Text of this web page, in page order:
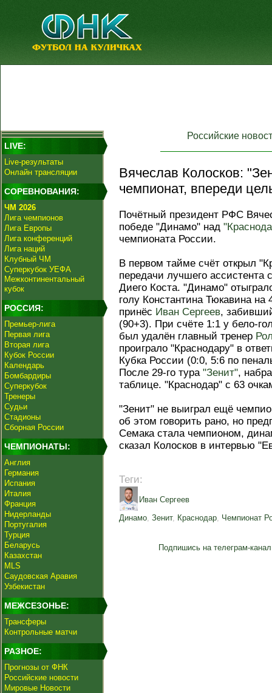
LIVE:
Live-результаты
Онлайн трансляции
СОРЕВНОВАНИЯ:
ЧМ 2026
Лига чемпионов
Лига Европы
Лига конференций
Лига наций
Клубный ЧМ
Суперкубок УЕФА
Межконтинентальный
кубок
РОССИЯ:
Премьер-лига
Первая лига
Вторая лига
Кубок России
Календарь
Бомбардиры
Суперкубок
Тренеры
Судьи
Стадионы
Сборная России
ЧЕМПИОНАТЫ:
Англия
Германия
Испания
Италия
Франция
Нидерланды
Португалия
Турция
Беларусь
Казахстан
MLS
Саудовская Аравия
Узбекистан
МЕЖСЕЗОНЬЕ:
Трансферы
Контрольные матчи
РАЗНОЕ:
Прогнозы от ФНК
Российские новости
Мировые Новости
Российские
Вячеслав Колосков:
чемпионат, впереди
Почётный президент РФС
победе "Динамо" над
чемпионата России.
В первом тайме счёт открыл
передачи лучшего ассистента
Диего Коста. "Динамо"
голу Константина Тюкавина
принёс Иван Сергеев,
(90+3). При счёте 1:1 у бело-
был удалён главный тренер
проиграло "Краснодару" в
Кубка России (0:0, 5:6 по
После 29-го тура "Зенит",
таблице. "Краснодар" с 63
"Зенит" не выиграл ещё
об этом говорить рано, но
Семака стала чемпионом,
сказал Колосков в интервью
Теги:
Иван Сергеев
Динамо, Зенит, Краснодар, Чемпионат
Подпишись на телеграм-